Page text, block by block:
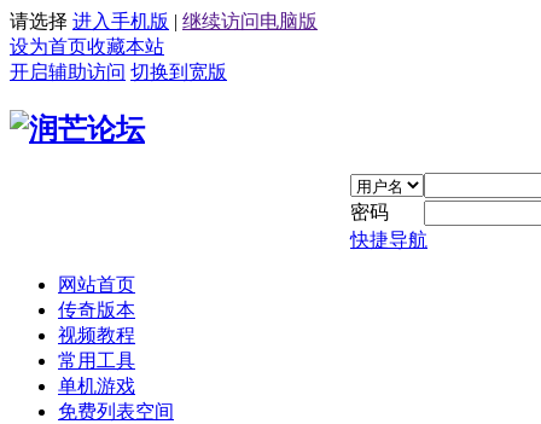
请选择 进入手机版 | 继续访问电脑版
设为首页收藏本站
开启辅助访问 切换到宽版
密码
快捷导航
网站首页
传奇版本
视频教程
常用工具
单机游戏
免费列表空间